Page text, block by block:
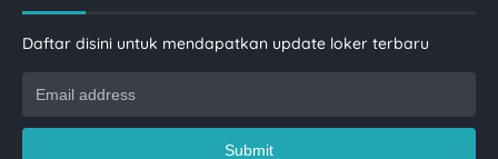
Daftar disini untuk mendapatkan update loker terbaru